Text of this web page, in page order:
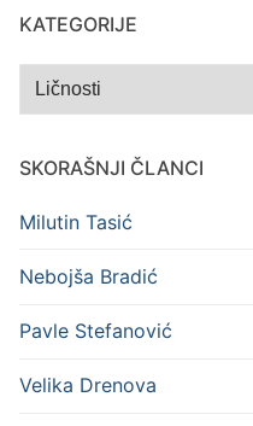
KATEGORIJE
Kategorije
SKORAŠNJI ČLANCI
Milutin Tasić
Nebojša Bradić
Pavle Stefanović
Velika Drenova